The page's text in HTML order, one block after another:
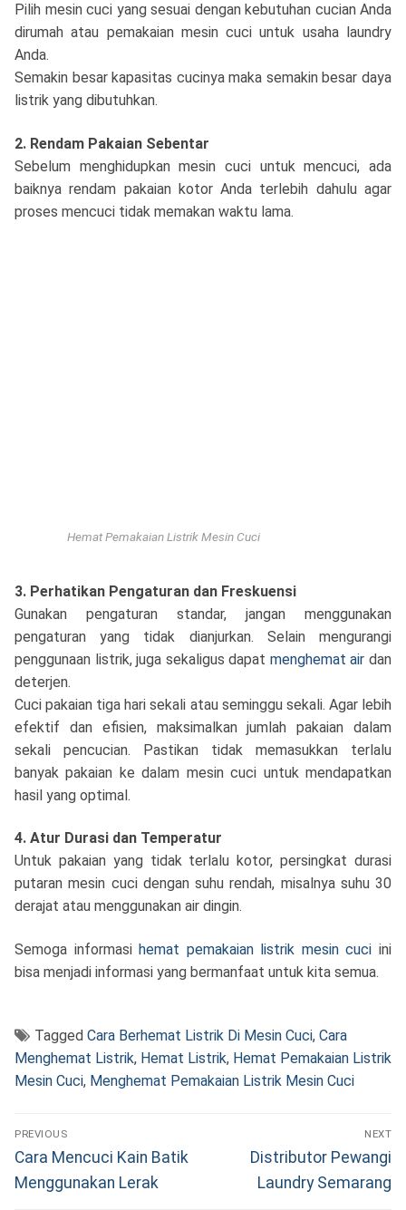
Pilih mesin cuci yang sesuai dengan kebutuhan cucian Anda
dirumah atau pemakaian mesin cuci untuk usaha laundry
Anda.
Semakin besar kapasitas cucinya maka semakin besar daya
listrik yang dibutuhkan.
2. Rendam Pakaian Sebentar
Sebelum menghidupkan mesin cuci untuk mencuci, ada
baiknya rendam pakaian kotor Anda terlebih dahulu agar
proses mencuci tidak memakan waktu lama.
Hemat Pemakaian Listrik Mesin Cuci
3. Perhatikan Pengaturan dan Freskuensi
Gunakan pengaturan standar, jangan menggunakan
pengaturan yang tidak dianjurkan. Selain mengurangi
penggunaan listrik, juga sekaligus dapat menghemat air dan
deterjen.
Cuci pakaian tiga hari sekali atau seminggu sekali. Agar lebih
efektif dan efisien, maksimalkan jumlah pakaian dalam
sekali pencucian. Pastikan tidak memasukkan terlalu
banyak pakaian ke dalam mesin cuci untuk mendapatkan
hasil yang optimal.
4. Atur Durasi dan Temperatur
Untuk pakaian yang tidak terlalu kotor, persingkat durasi
putaran mesin cuci dengan suhu rendah, misalnya suhu 30
derajat atau menggunakan air dingin.
Semoga informasihemat pemakaian listrik mesin cuciini
bisa menjadi informasi yang bermanfaat untuk kita semua.
Tagged Cara Berhemat Listrik Di Mesin Cuci, Cara
Menghemat Listrik, Hemat Listrik, Hemat Pemakaian Listrik
Mesin Cuci, Menghemat Pemakaian Listrik Mesin Cuci
Navigasi
pos
PREVIOUS
Previous
post:
Cara Mencuci Kain Batik
Menggunakan Lerak
NEXT
Next
post:
Distributor Pewangi
Laundry Semarang